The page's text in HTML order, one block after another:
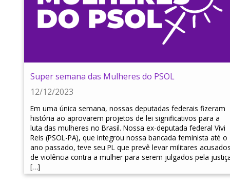
Super semana das Mulheres do PSOL
12/12/2023
Em uma única semana, nossas deputadas federais fizeram
história ao aprovarem projetos de lei significativos para a
luta das mulheres no Brasil. Nossa ex-deputada federal Vivi
Reis (PSOL-PA), que integrou nossa bancada feminista até o
ano passado, teve seu PL que prevê levar militares
de violência contra a mulher para serem julgados pela
[…]